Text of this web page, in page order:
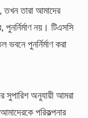
তখন তারা আমাদের
নয়। টিএসসি
পুনর্নির্মাণ করা
সুপারিশ অনুযায়ী আমরা
পরিকল্পনার